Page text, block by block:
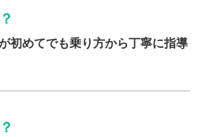
めてでも乗り方から丁寧に指導